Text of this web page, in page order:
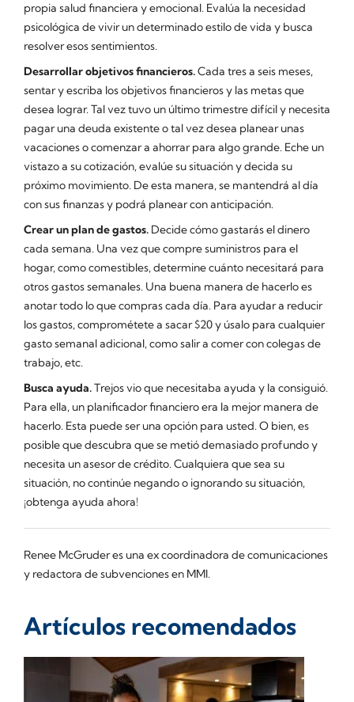
propia salud financiera y emocional. Evalúa la necesidad
psicológica de vivir un determinado estilo de vida y busca
resolver esos sentimientos.
Desarrollar objetivos financieros.Cada tres a seis meses,
sentar y escriba los objetivos financieros y las metas que
desea lograr. Tal vez tuvo un último trimestre difícil y necesita
pagar una deuda existente o tal vez desea planear unas
vacaciones o comenzar a ahorrar para algo grande. Eche un
vistazo a su cotización, evalúe su situación y decida su
próximo movimiento. De esta manera, se mantendrá al día
con sus finanzas y podrá planear con anticipación.
Crear un plan de gastos. Decide cómo gastarás el dinero
cada semana. Una vez que compre suministros para el
hogar, como comestibles, determine cuánto necesitará para
otros gastos semanales. Una buena manera de hacerlo es
anotar todo lo que compras cada día. Para ayudar a reducir
los gastos, comprométete a sacar $20 y úsalo para cualquier
gasto semanal adicional, como salir a comer con colegas de
trabajo, etc.
Busca ayuda.Trejos vio que necesitaba ayuda y la consiguió.
Para ella, un planificador financiero era la mejor manera de
hacerlo. Esta puede ser una opción para usted. O bien, es
posible que descubra que se metió demasiado profundo y
necesita un asesor de crédito. Cualquiera que sea su
situación, no continúe negando o ignorando su situación,
¡obtenga ayuda ahora!
Renee McGruder es una ex coordinadora de comunicaciones
y redactora de subvenciones en MMI.
Artículos recomendados